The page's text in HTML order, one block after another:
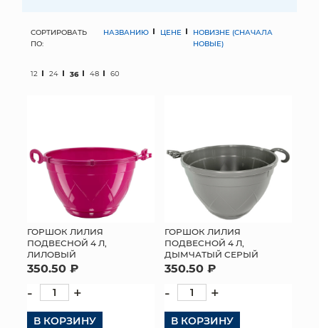
МЯГКИЕ ИГРУШКИ
ИСКУССТВЕННЫЕ ЦВЕТЫ
ПАКЕТЫ И СУМКИ
ТОРГОВЫЙ ЦЕНТР
ОПТОВЫМ КЛИЕНТАМ
ДОСТАВКА И ОПЛАТА
СОРТИРОВАТЬ
ПО:
НАЗВАНИЮ ЦЕНЕ
НОВИЗНЕ (СНАЧАЛА
НОВЫЕ)
12 24 36 48 60
ГОРШОК ЛИЛИЯ
ПОДВЕСНОЙ 4 Л,
ЛИЛОВЫЙ
350.50 ₽
- +
В КОРЗИНУ
ГОРШОК ЛИЛИЯ
ПОДВЕСНОЙ 4 Л,
ДЫМЧАТЫЙ СЕРЫЙ
350.50 ₽
- +
В КОРЗИНУ